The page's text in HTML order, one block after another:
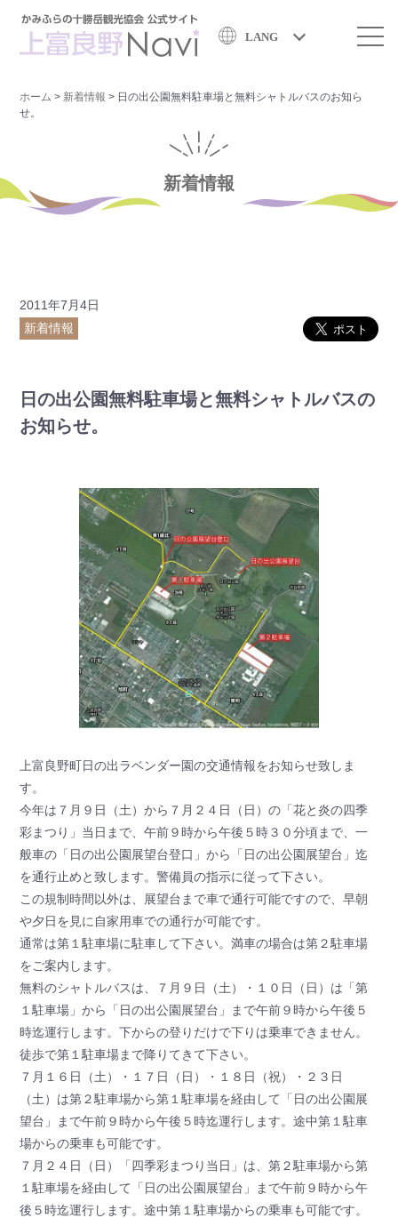
LANG
ホーム > 新着情報 > 日の出公園無料駐車場と無料シャトルバスのお知ら
せ。
新着情報
2011年7月4日
新着情報
日の出公園無料駐車場と無料シャトルバスの
お知らせ。
上富良野町日の出ラベンダー園の交通情報をお知らせ致しま
す。
今年は７月９日（土）から７月２４日（日）の「花と炎の四季
彩まつり」当日まで、午前９時から午後５時３０分頃まで、一
般車の「日の出公園展望台登口」から「日の出公園展望台」迄
を通行止めと致します。警備員の指示に従って下さい。
この規制時間以外は、展望台まで車で通行可能ですので、早朝
や夕日を見に自家用車での通行が可能です。
通常は第１駐車場に駐車して下さい。満車の場合は第２駐車場
をご案内します。
無料のシャトルバスは、７月９日（土）・１０日（日）は「第
１駐車場」から「日の出公園展望台」まで午前９時から午後５
時迄運行します。下からの登りだけで下りは乗車できません。
徒歩で第１駐車場まで降りてきて下さい。
７月１６日（土）・１７日（日）・１８日（祝）・２３日
（土）は第２駐車場から第１駐車場を経由して「日の出公園展
望台」まで午前９時から午後５時迄運行します。途中第１駐車
場からの乗車も可能です。
７月２４日（日）「四季彩まつり当日」は、第２駐車場から第
１駐車場を経由して「日の出公園展望台」まで午前９時から午
後５時迄運行します。途中第１駐車場からの乗車も可能です。